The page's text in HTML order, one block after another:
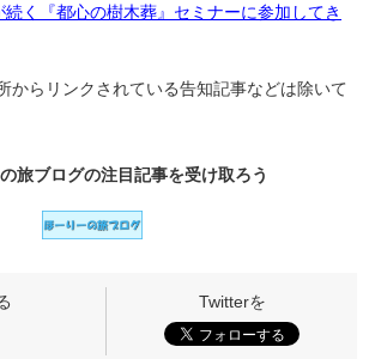
く『都心の樹木葬』セミナーに参加してき
からリンクされている告知記事などは除いて
旅ブログの注目記事を受け取ろう